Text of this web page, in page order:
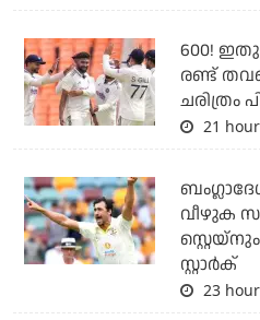
600!
രണ്ട്
ചരിത്രം
21
വീഴുക
സ്റ്റാര്‍ക്
23